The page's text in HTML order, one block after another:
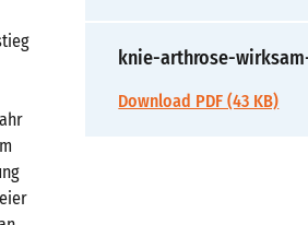
knie-arthrose-
Download PDF (43 KB)